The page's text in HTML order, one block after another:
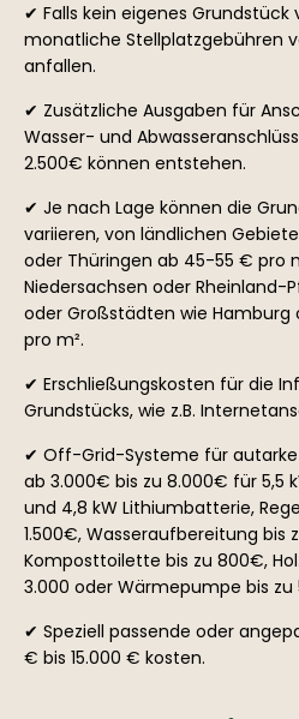
✔ Falls kein eigenes Grundstück
monatliche Stellplatzgebühren
anfallen.
✔ Zusätzliche Ausgaben für
Wasser- und
2.500€ können entstehen.
✔ Je nach Lage können die
variieren, von ländlichen
oder Thüringen ab 45-55 € pro
Niedersachsen oder Rheinland-
oder Großstädten wie Hamburg
pro m².
✔ Erschließungskosten für die
Grundstücks, wie z.B.
✔ Off-Grid-Systeme für autarke
ab 3.000€ bis zu 8.000€ für 5,5
und 4,8 kW Lithiumbatterie,
1.500€, Wasseraufbereitung bis
Komposttoilette bis zu 800€,
3.000 oder Wärmepumpe bis zu
✔ Speziell passende oder
€ bis 15.000 € kosten.